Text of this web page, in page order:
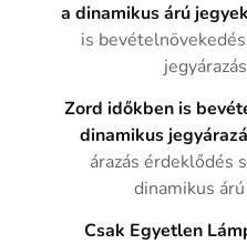
a dinamikus árú
is
Zord időkben is
dinamikus
árazás érdeklődés
dinamikus
Csak Egyetlen